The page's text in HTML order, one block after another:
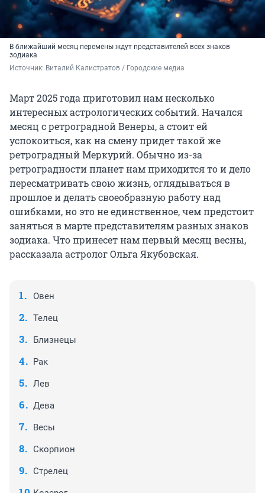
В ближайший месяц перемены ждут представителей всех знаков
зодиака
Источник: Виталий Калистратов / Городские медиа
Март 2025 года приготовил нам несколько
интересных астрологических событий. Начался
месяц с ретроградной Венеры, а стоит ей
успокоиться, как на смену придет такой же
ретроградный Меркурий. Обычно из-за
ретроградности планет нам приходится то и дело
пересматривать свою жизнь, оглядываться в
прошлое и делать своеобразную работу над
ошибками, но это не единственное, чем предстоит
заняться в марте представителям разных знаков
зодиака. Что принесет нам первый месяц весны,
рассказала астролог Ольга Якубовская.
Овен
Телец
Близнецы
Рак
Лев
Дева
Весы
Скорпион
Стрелец